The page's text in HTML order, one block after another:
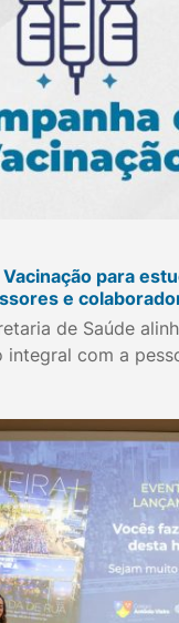
para
e
de Saúde
integral com a